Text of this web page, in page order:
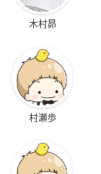
木村昴
村瀬歩